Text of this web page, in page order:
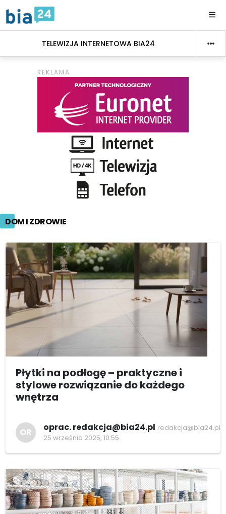
TELEWIZJA INTERNETOWA BIA24
DOM I ZDROWIE
Płytki na podłogę – praktyczne i
stylowe rozwiązanie do każdego
wnętrza
OR oprac. redakcja@bia24.pl redakcja@bia24.pl
25 września 2025, 10:55